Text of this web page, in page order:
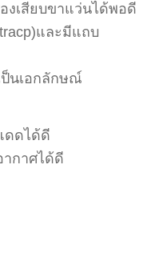
งเสียบขาแว่นได้พอดี
และมีแถบ
ป็นเอกลักษณ์
ดดได้ดี
ากาศได้ดี